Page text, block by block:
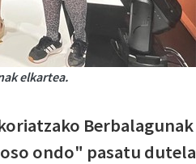
elkartea.
Berbalagunak
ondo" pasatu dutela